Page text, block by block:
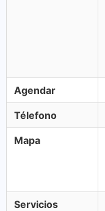
Agendar
Télefono
Mapa
Servicios